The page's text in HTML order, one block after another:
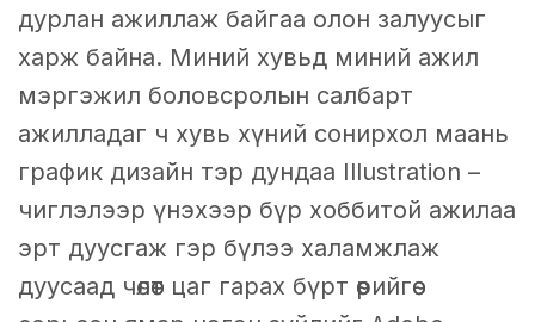
дурлан ажиллаж байгаа олон залуусыг
харж байна. Миний хувьд миний ажил
мэргэжил боловсролын салбарт
ажилладаг ч хувь хүний сонирхол маань
график дизайн тэр дундаа Illustration –
чиглэлээр үнэхээр бүр хоббитой ажилаа
эрт дуусгаж гэр бүлээ халамжлаж
дуусаад чөлөөт цаг гарах бүрт өөрийгөө